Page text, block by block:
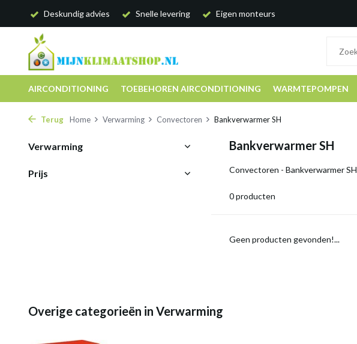
Deskundig advies Snelle levering Eigen monteurs
AIRCONDITIONING TOEBEHOREN AIRCONDITIONING WARMTEPOMPEN
Terug Home Verwarming Convectoren Bankverwarmer SH
Verwarming
Prijs
Bankverwarmer SH
Convectoren - Bankverwarmer SH
0 producten
Geen producten gevonden!...
Overige categorieën in Verwarming